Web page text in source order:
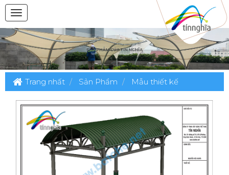
Trang nhất Sản Phẩm Mẫu thiết kế